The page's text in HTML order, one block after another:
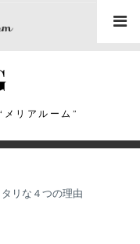
リアルーム”
リな４つの理由